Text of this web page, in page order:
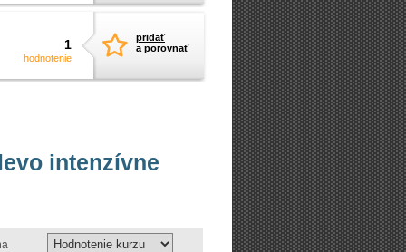
pridať
a porovnať
1
hodnotenie
intenzívne